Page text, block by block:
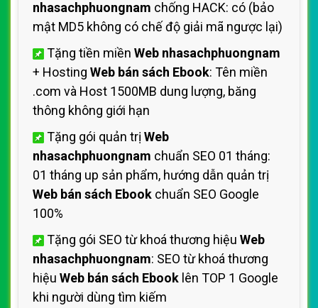
nhasachphuongnam chống HACK: có (bảo
mật MD5 không có chế độ giải mã ngược lại)
Tặng tiền miền Web nhasachphuongnam
+ Hosting Web bán sách Ebook: Tên miền
.com và Host 1500MB dung lượng, băng
thông không giới hạn
Tặng gói quản trị Web
nhasachphuongnam chuẩn SEO 01 tháng:
01 tháng up sản phẩm, hướng dẫn quản trị
Web bán sách Ebook chuẩn SEO Google
100%
Tặng gói SEO từ khoá thương hiệu Web
nhasachphuongnam: SEO từ khoá thương
hiệu Web bán sách Ebook lên TOP 1 Google
khi người dùng tìm kiếm